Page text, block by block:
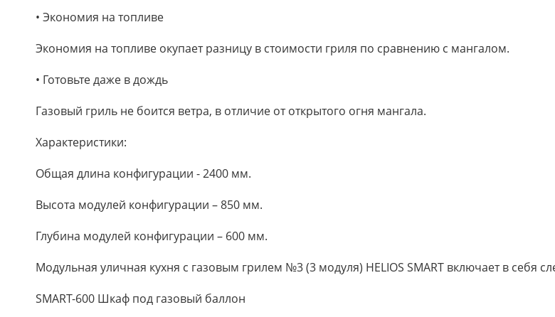
• Экономия на топливе
Экономия на топливе окупает разницу в стоимости гриля по сравнению с мангалом.
• Готовьте даже в дождь
Газовый гриль не боится ветра, в отличие от открытого огня мангала.
Характеристики:
Общая длина конфигурации - 2400 мм.
Высота модулей конфигурации – 850 мм.
Глубина модулей конфигурации – 600 мм.
Модульная уличная кухня с газовым грилем №3 (3 модуля) HELIOS SMART включает в себя
SMART-600 Шкаф под газовый баллон